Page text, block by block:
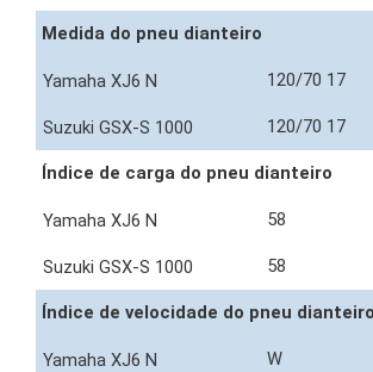
Medida do pneu dianteiro
120/70 17
120/70 17
Índice de carga do pneu dianteiro
58
58
Índice de velocidade do pneu dianteiro
W